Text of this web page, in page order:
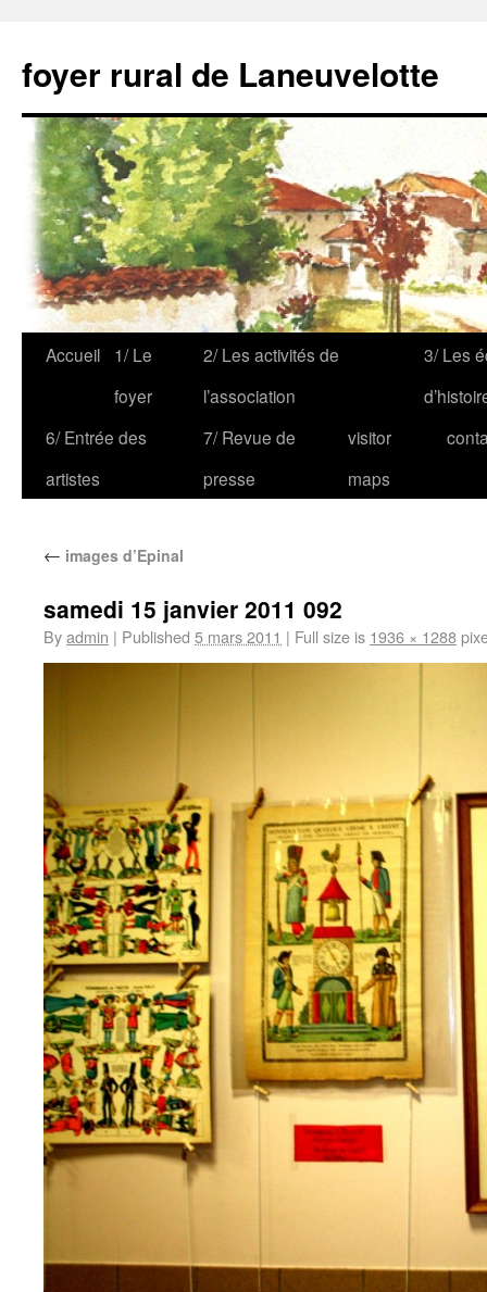
foyer rural de Laneuvelotte
Accueil
1/ Le
foyer
2/ Les activités de
l’association
3/ Les
6/ Entrée des
artistes
7/ Revue de
presse
visitor
maps
← images d’Epinal
samedi 15 janvier 2011 092
Byadmin | Published 5 mars 2011 | Full size is 1936 × 1288